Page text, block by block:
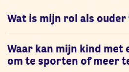
Wat is mijn rol als
Waar kan mijn kind
om te sporten of meer